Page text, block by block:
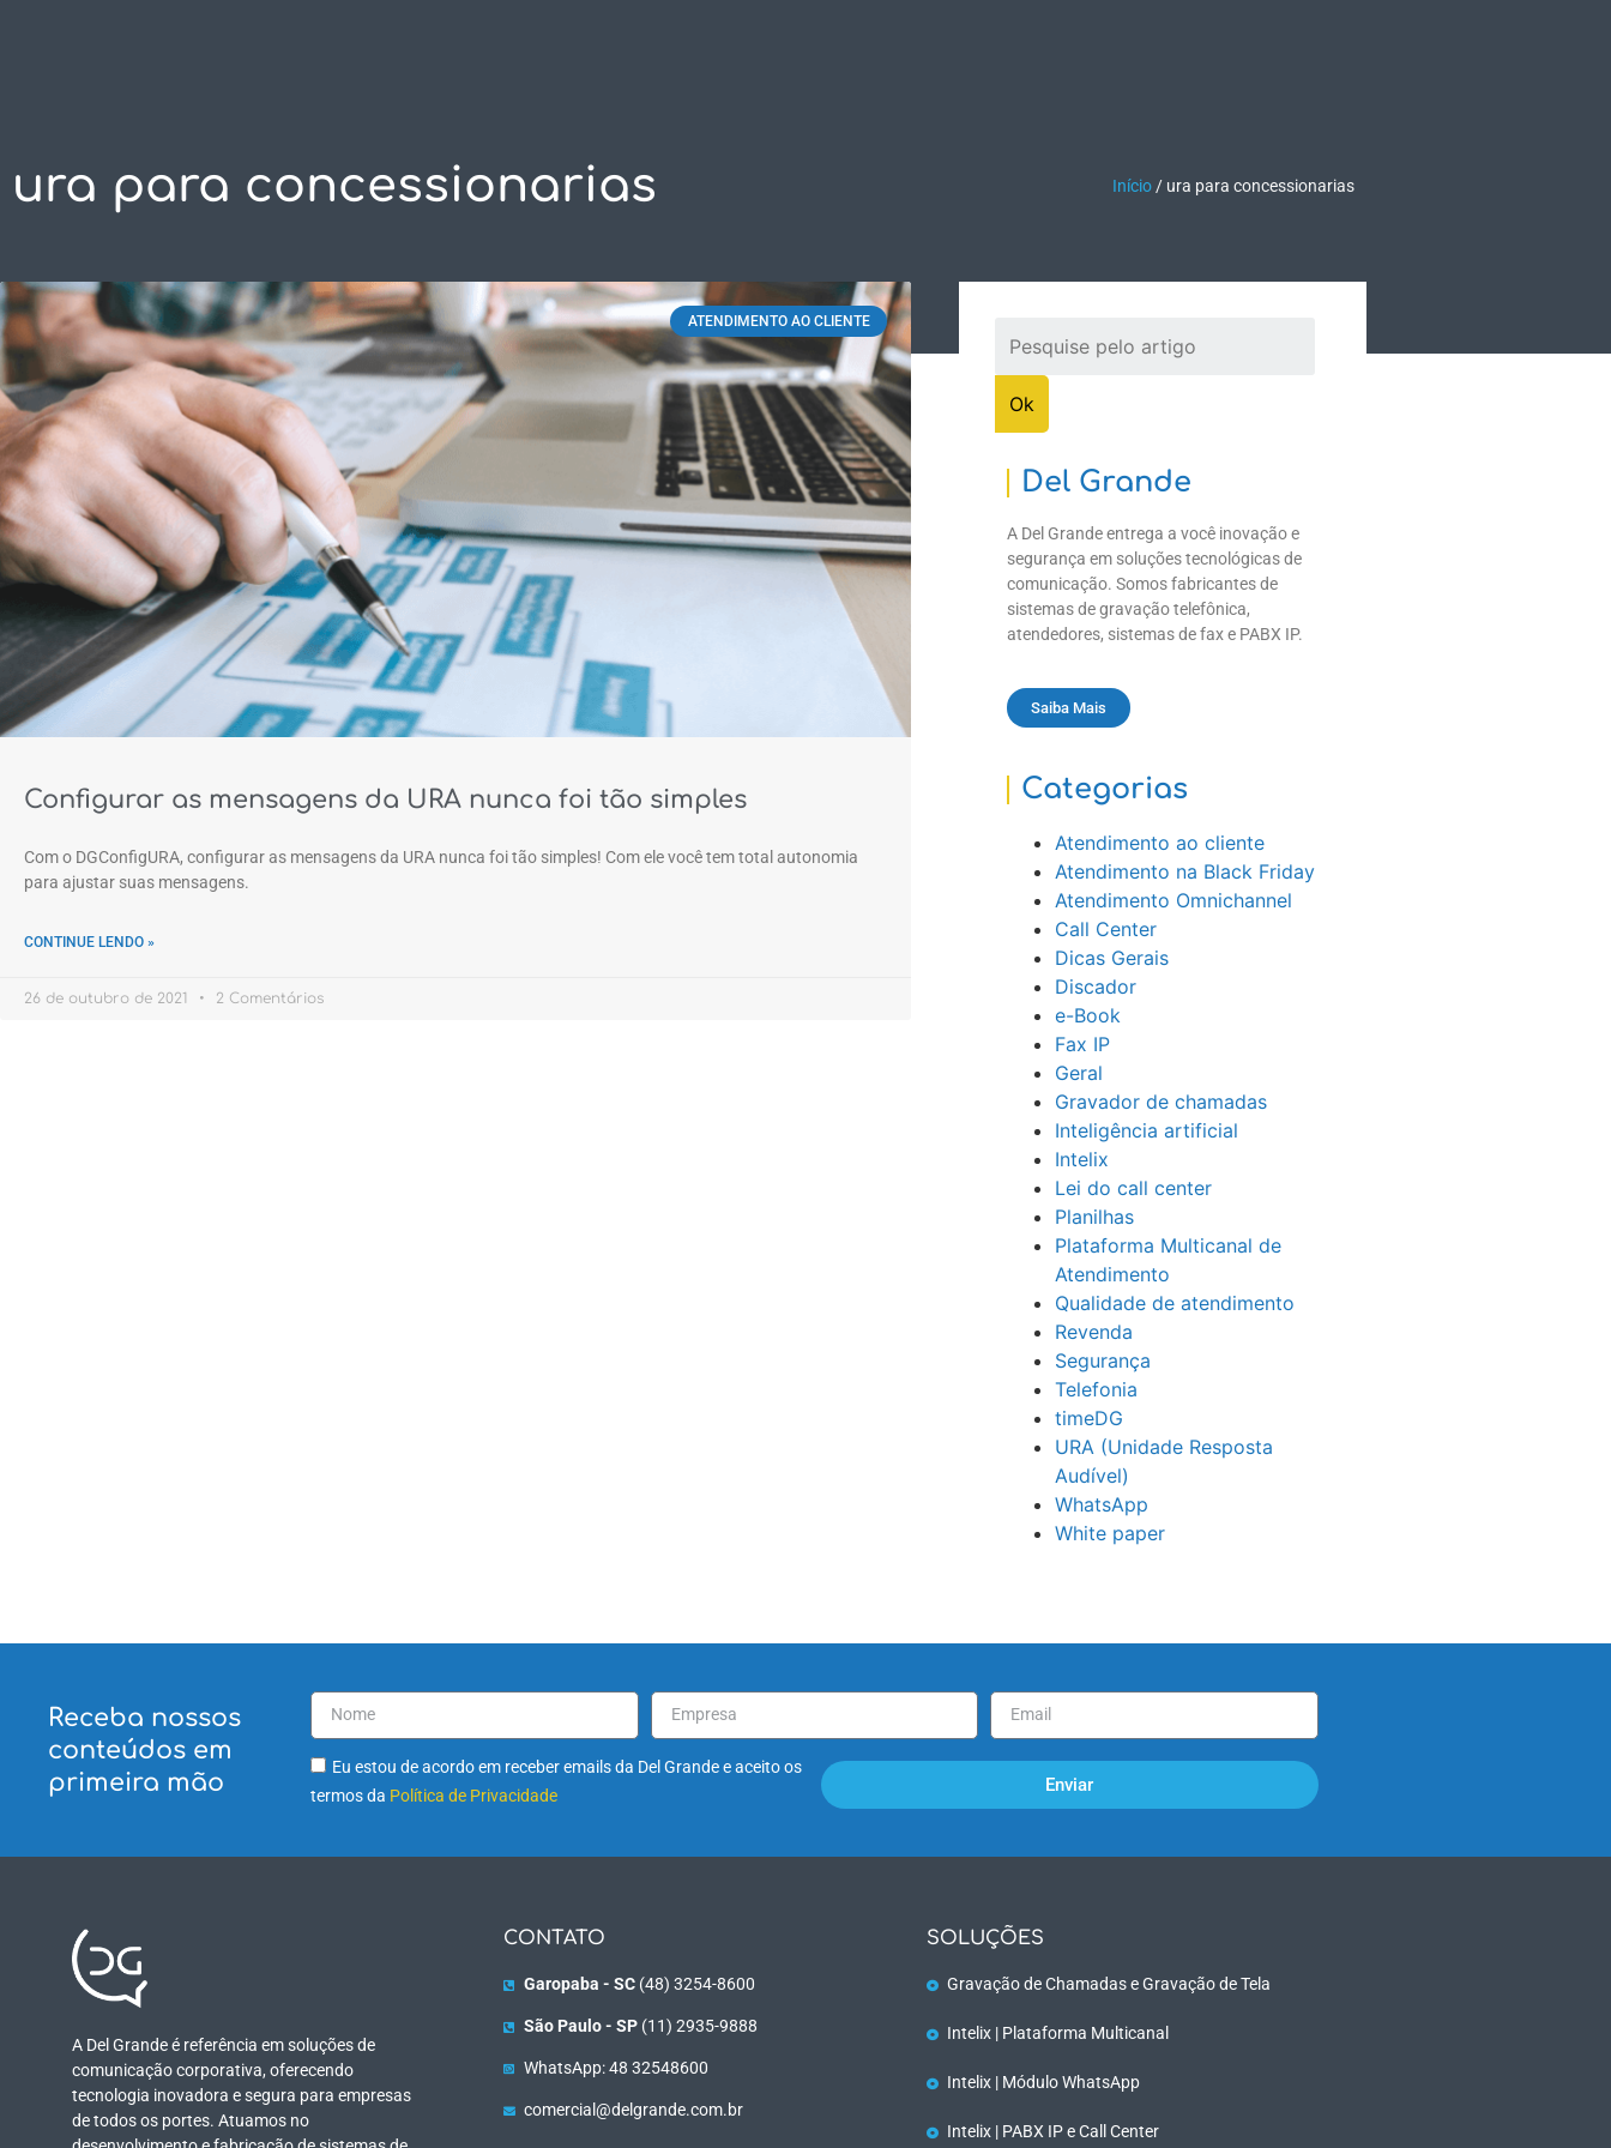
ura para concessionarias Início / ura para concessionarias
ATENDIMENTO AO CLIENTE
Configurar as mensagens da URA nunca foi tão simples
Com o DGConfigURA, configurar as mensagens da URA nunca foi tão simples! Com ele você tem total autonomia
para ajustar suas mensagens.
CONTINUE LENDO »
26 de outubro de 2021 2 Comentários
Del Grande
A Del Grande entrega a você inovação e
segurança em soluções tecnológicas de
comunicação. Somos fabricantes de
sistemas de gravação telefônica,
atendedores, sistemas de fax e PABX IP.
Saiba Mais
Categorias
Atendimento ao cliente
Atendimento na Black Friday
Atendimento Omnichannel
Call Center
Dicas Gerais
Discador
e-Book
Fax IP
Geral
Gravador de chamadas
Inteligência artificial
Intelix
Lei do call center
Planilhas
Plataforma Multicanal de
Atendimento
Qualidade de atendimento
Revenda
Segurança
Telefonia
timeDG
URA (Unidade Resposta
Audível)
WhatsApp
White paper
Receba nossos
conteúdos em
primeira mão
Eu estou de acordo em receber emails da Del Grande e aceito os
termos da Política de Privacidade
Enviar
A Del Grande é referência em soluções de
comunicação corporativa, oferecendo
tecnologia inovadora e segura para empresas
de todos os portes. Atuamos no
CONTATO
Garopaba - SC (48) 3254-8600
São Paulo - SP (11) 2935-9888
WhatsApp: 48 32548600
comercial@delgrande.com.br
SOLUÇÕES
Gravação de Chamadas e Gravação de Tela
Intelix | Plataforma Multicanal
Intelix | Módulo WhatsApp
Intelix | PABX IP e Call Center